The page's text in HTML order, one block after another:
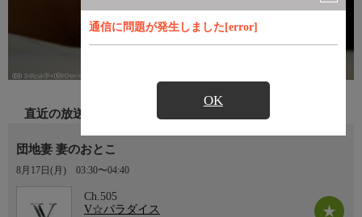
通信に問題が発生しました[error]
OK
直近の放送
団地妻 妻のおとこ
8月17日(月) 03:30〜04:40
Ch.505
V☆パラダイス